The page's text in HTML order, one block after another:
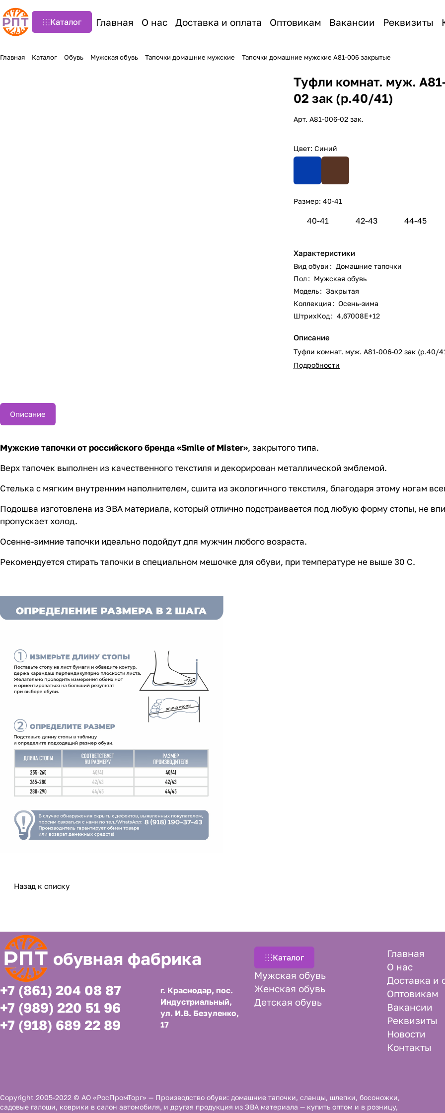
Каталог Главная О нас Доставка и оплата Оптовикам Вакансии Реквизиты
Главная Каталог Обувь Мужская обувь Тапочки домашние мужские Тапочки домашние мужские А81-006 закрытые
Туфли комнат. муж.
02 зак (р.40/41)
Арт.А81-006-02 зак.
Цвет:Синий
Размер:40-41
40-41 42-43 44-45
Характеристики
Вид обуви : Домашние тапочки
Пол : Мужская обувь
Модель: Закрытая
Коллекция : Осень-зима
ШтрихКод: 4,67008E+12
Описание
Туфли комнат. муж. А81-006-02 зак (р.40/
Подробности
Описание
Мужские тапочкиот российского бренда «Smile of Mister», закрытого типа.
Верх тапочек выполнен из качественного текстиля и декорирован металлической эмблемой.
Стелька с мягким внутренним наполнителем, сшита из экологичного текстиля, благодаря этому ногам
Подошва изготовлена из ЭВА материала, который отлично подстраивается под любую форму стопы, не
пропускает холод.
Осенне-зимние тапочки идеально подойдут для мужчин любого возраста.
Рекомендуется стирать тапочки в специальном мешочке для обуви, при температуре не выше 30 С.
Назад к списку
обувная фабрика
+7 (861) 204 08 87
+7 (989) 220 51 96
+7 (918) 689 22 89
г. Краснодар, пос.
Индустриальный,
ул. И.В. Безуленко,
17
Каталог
Мужская обувь
Женская обувь
Детская обувь
Главная
О нас
Доставка и
Оптовикам
Вакансии
Реквизиты
Новости
Контакты
Copyright 2005-2022 © АО «РосПромТорг» — Производство обуви: домашние тапочки, сланцы, шлепки, босоножки,
садовые галоши, коврики в салон автомобиля, и другая продукция из ЭВА материала — купить оптом и в розницу,